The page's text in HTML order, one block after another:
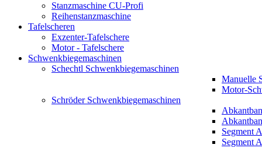
Stanzmaschine CU-Profi
Reihenstanzmaschine
Tafelscheren
Exzenter-Tafelschere
Motor - Tafelschere
Schwenkbiegemaschinen
Schechtl Schwenkbiegemaschinen
Manuelle
Motor-
Schröder Schwenkbiegemaschinen
Segment
Segment